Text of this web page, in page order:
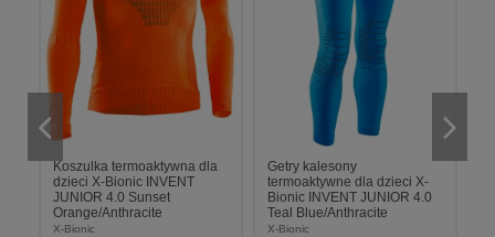
Koszulka termoaktywna dla
dzieci X-Bionic INVENT
JUNIOR 4.0 Sunset
Orange/Anthracite
X-Bionic
Getry kalesony
termoaktywne dla dzieci X-
Bionic INVENT JUNIOR 4.0
Teal Blue/Anthracite
X-Bionic